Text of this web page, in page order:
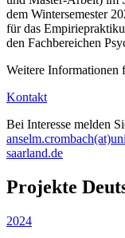
dem Wintersemester
für das
den Fachbereichen
Weitere Informationen
Kontakt
Bei Interesse melden
saarland.de
Projekte
2024